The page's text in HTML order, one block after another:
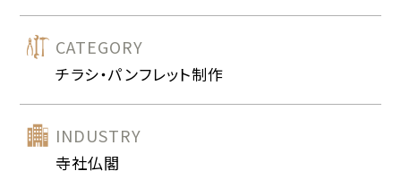
CATEGORY
チラシ・パンフレット制作
INDUSTRY
寺社仏閣